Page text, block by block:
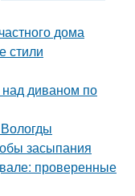
дома
стили
над диваном по
засыпания
проверенные